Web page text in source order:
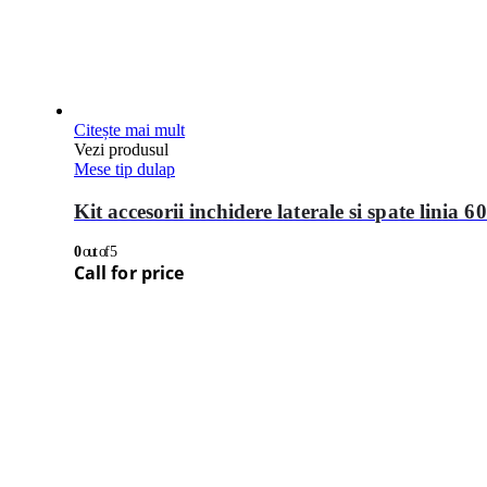
Citește mai mult
Vezi produsul
Mese tip dulap
Kit accesorii inchidere laterale si spate linia
0out of 5
Call for price